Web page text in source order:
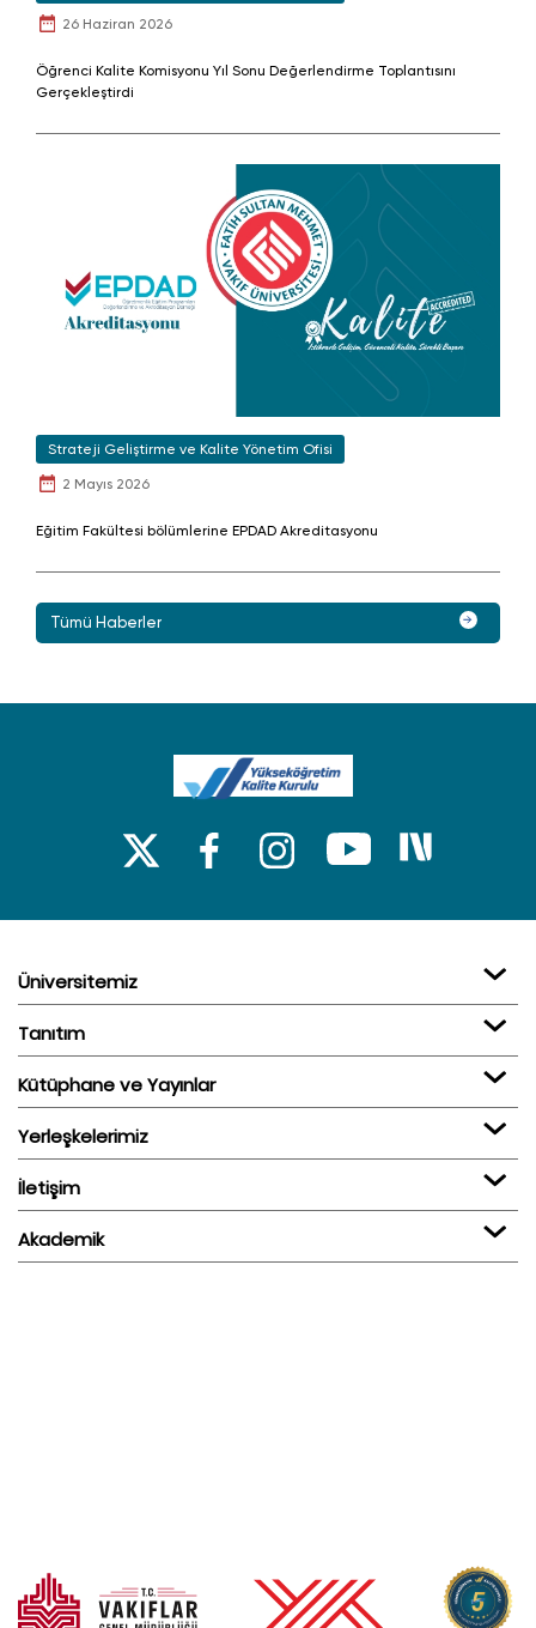
26 Haziran 2026
Öğrenci Kalite Komisyonu Yıl Sonu Değerlendirme Toplantısını
Gerçekleştirdi
Strateji Geliştirme ve Kalite Yönetim Ofisi
2 Mayıs 2026
Eğitim Fakültesi bölümlerine EPDAD Akreditasyonu
Tümü Haberler
Üniversitemiz
Tanıtım
Kütüphane ve Yayınlar
Yerleşkelerimiz
İletişim
Akademik